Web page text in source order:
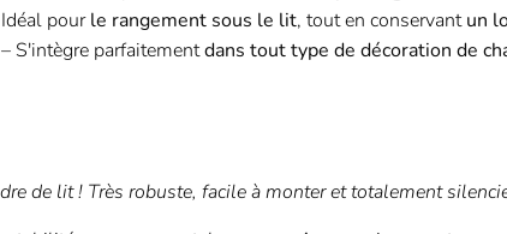
pourle rangement sous le lit, tout en conservantun
– S'intègre parfaitementdans tout type de décoration de
de lit ! Très robuste, facile à monter et totalement